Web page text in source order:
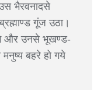
भैरवनादसे
गूंज उठा।
और उनसे भूखण्ड-
बहरे हो गये